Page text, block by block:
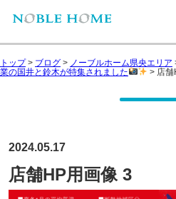
トップ> ブログ > ノーブルホーム県央エリア
業の国井と鈴木が特集されました
> 店
2024.05.17
店舗HP用画像 3